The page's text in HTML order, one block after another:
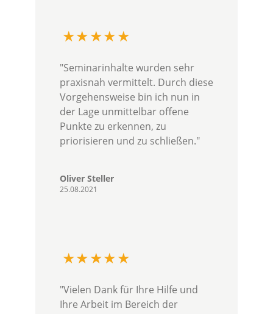
"Seminarinhalte wurden sehr
praxisnah vermittelt. Durch diese
Vorgehensweise bin ich nun in
der Lage unmittelbar offene
Punkte zu erkennen, zu
priorisieren und zu schließen."
Oliver Steller
25.08.2021
"Vielen Dank für Ihre Hilfe und
Ihre Arbeit im Bereich der